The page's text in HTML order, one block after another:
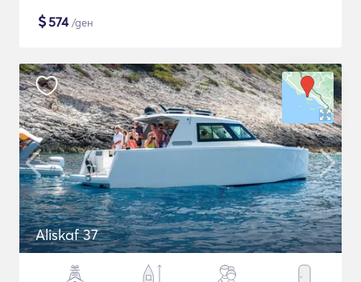
$574/ден
Aliskaf 37